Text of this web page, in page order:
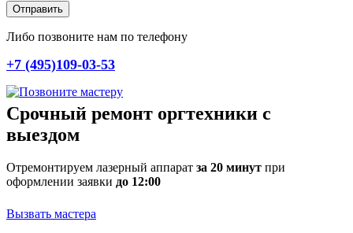
Отправить
Либо позвоните нам по телефону
+7 (495)109-03-53
Срочный ремонт оргтехники с
выездом
Отремонтируем лазерный аппарат за 20 минут при
оформлении заявки до 12:00
Вызвать мастера